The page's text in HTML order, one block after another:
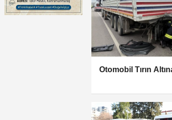
Otomobil Tırın